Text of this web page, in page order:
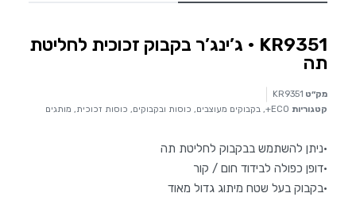
KR9351 • ג’ינג’ר בקבוק זכוכית לחליטת
תה
מק״ט KR9351
קטגוריות ECO+
, בקבוקים מעוצבים, כוסות ובקבוקים, כוסות זכוכית, מותגים
·ניתן להשתמש בבקבוק לחליטת תה
·דופן כפולה לבידוד חום / קור
·בקבוק בעל שטח מיתוג גדול מאוד